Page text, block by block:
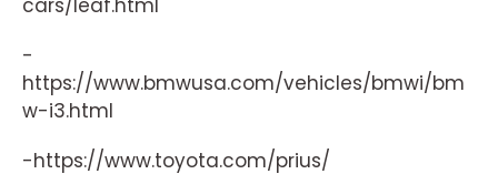
-
https://www.bmwusa.com/vehicles/bmwi/bm
w-i3.html
-https://www.toyota.com/prius/